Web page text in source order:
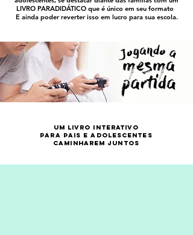
LIVRO PARADIDÁTICO que é único em seu formato
E ainda poder reverter isso em lucro para sua escola.
Um livro interativo
para Pais e Adolescentes
caminharem juntos